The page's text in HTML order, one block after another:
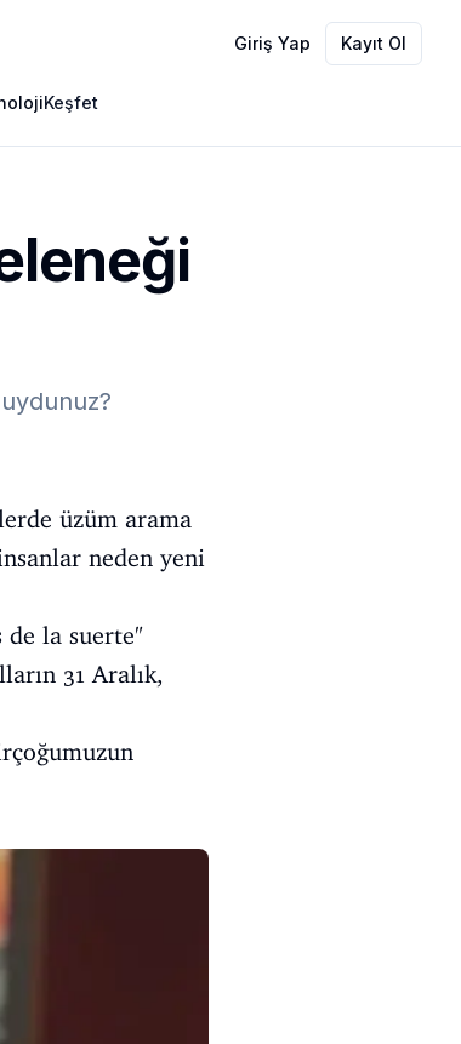
Giriş Yap Kayıt Ol
Keşfet
üzüm arama
neden yeni
de la suerte"
31 Aralık,